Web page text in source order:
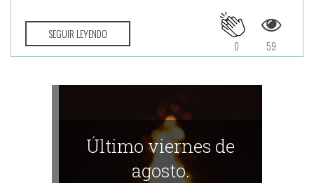
SEGUIR LEYENDO
59
0
Último viernes de
agosto.